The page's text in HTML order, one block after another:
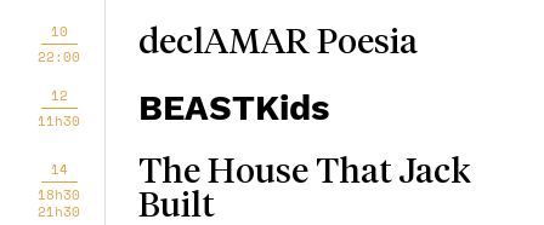
10
22:00
declAMAR Poesia
12
11h30
BEASTKids
14
18h30
21h30
The House That Jack
Built